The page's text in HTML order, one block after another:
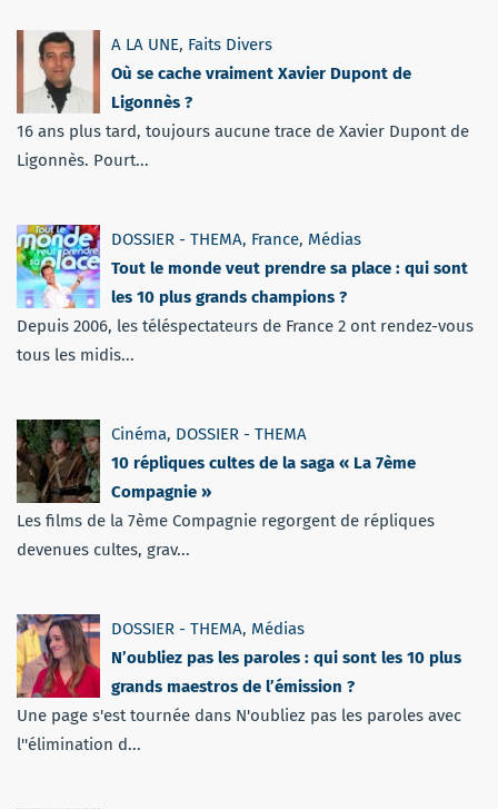
A LA UNE, Faits Divers
Où se cache vraiment Xavier Dupont de
Ligonnès ?
16 ans plus tard, toujours aucune trace de Xavier Dupont de
Ligonnès. Pourt...
DOSSIER - THEMA, France, Médias
Tout le monde veut prendre sa place : qui sont
les 10 plus grands champions ?
Depuis 2006, les téléspectateurs de France 2 ont rendez-vous
tous les midis...
Cinéma, DOSSIER - THEMA
10 répliques cultes de la saga « La 7ème
Compagnie »
Les films de la 7ème Compagnie regorgent de répliques
devenues cultes, grav...
DOSSIER - THEMA, Médias
N’oubliez pas les paroles : qui sont les 10 plus
grands maestros de l’émission ?
Une page s'est tournée dans N'oubliez pas les paroles avec
l''élimination d...